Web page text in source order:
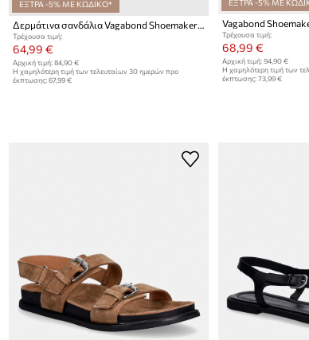
ΕΞΤΡΑ -5% ΜΕ ΚΩΔΙΚΟ*
Δερμάτινα σανδάλια Vagabond Shoemakers TIA 2.0
Τρέχουσα τιμή:
64,99 €
Αρχική τιμή: 84,90 €
Η χαμηλότερη τιμή των τελευταίων 30 ημερών προ
έκπτωσης: 67,99 €
ΕΞΤΡΑ -5% ΜΕ
Τρέχουσα τιμή:
68,99 €
Αρχική τιμή: 94,90 €
Η χαμηλότερη τιμή των
έκπτωσης: 73,99 €